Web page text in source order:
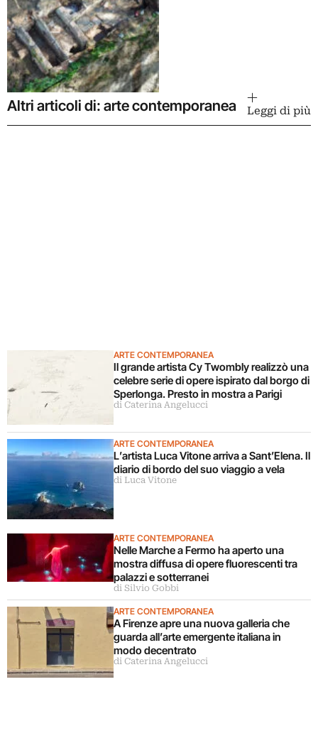
Altri articoli di: arte contemporanea Leggi di più
ARTE CONTEMPORANEA
Il grande artista Cy Twombly realizzò una
celebre serie di opere ispirato dal borgo di
Sperlonga. Presto in mostra a Parigi
di Caterina Angelucci
ARTE CONTEMPORANEA
L’artista Luca Vitone arriva a Sant’Elena. Il
diario di bordo del suo viaggio a vela
di Luca Vitone
ARTE CONTEMPORANEA
Nelle Marche a Fermo ha aperto una
mostra diffusa di opere fluorescenti tra
palazzi e sotterranei
di Silvio Gobbi
ARTE CONTEMPORANEA
A Firenze apre una nuova galleria che
guarda all’arte emergente italiana in
modo decentrato
di Caterina Angelucci